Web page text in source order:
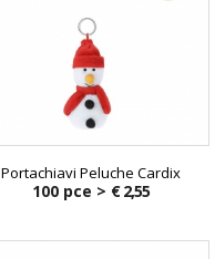
Portachiavi Peluche Cardix
100 pce > € 2,55